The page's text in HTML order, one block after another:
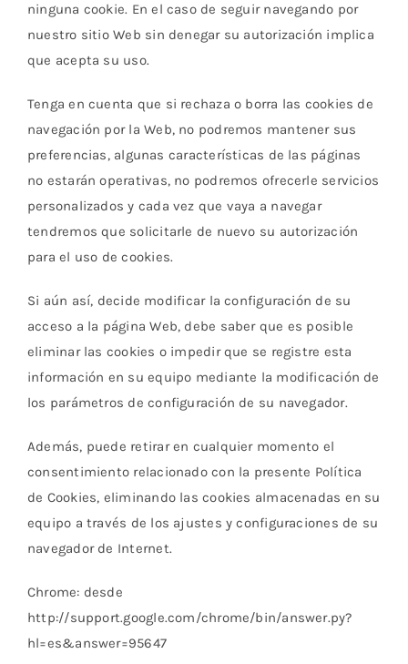
ninguna cookie. En el caso de seguir navegando por
nuestro sitio Web sin denegar su autorización implica
que acepta su uso.
Tenga en cuenta que si rechaza o borra las cookies de
navegación por la Web, no podremos mantener sus
preferencias, algunas características de las páginas
no estarán operativas, no podremos ofrecerle servicios
personalizados y cada vez que vaya a navegar
tendremos que solicitarle de nuevo su autorización
para el uso de cookies.
Si aún así, decide modificar la configuración de su
acceso a la página Web, debe saber que es posible
eliminar las cookies o impedir que se registre esta
información en su equipo mediante la modificación de
los parámetros de configuración de su navegador.
Además, puede retirar en cualquier momento el
consentimiento relacionado con la presente Política
de Cookies, eliminando las cookies almacenadas en su
equipo a través de los ajustes y configuraciones de su
navegador de Internet.
Chrome: desde
http://support.google.com/chrome/bin/answer.py?
hl=es&answer=95647